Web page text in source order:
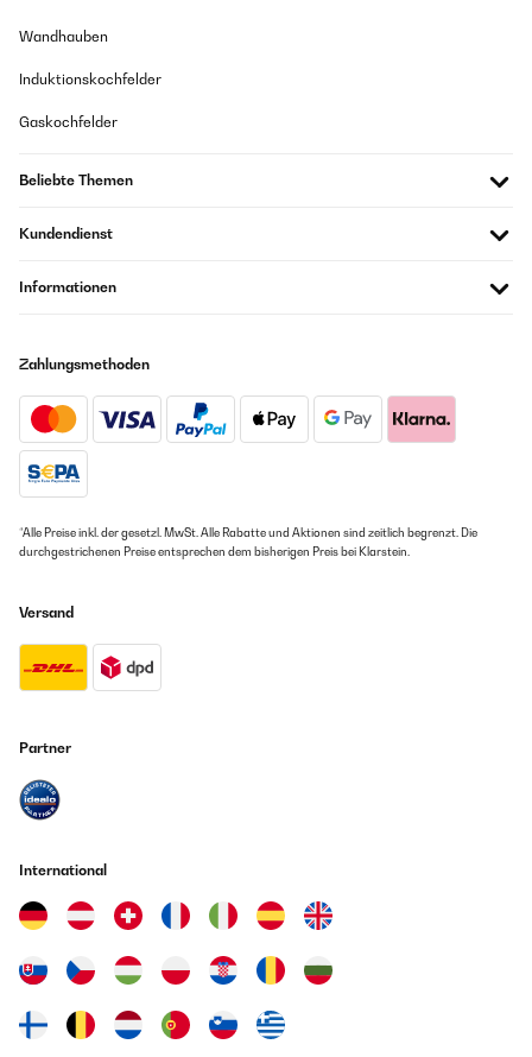
Bin zufrieden damit
eigenständig überprüft
Hallo, der Verstärker ist soweit o.k. - Ich habe das System u.a. wg. der
12/12/2021
Insgesamt ein recht gutes Gerät. Sehr gutes Preis- Leistungsverhältnis.
Sehr gut finde ich auch, dass eine Anschlussmöglichkeit für 4
Lautsprecher gegeben ist. Habe zwei Regal- und zwei Standboxen
was recht laut ist. Daher nur 4 Sterne.
Sehr Gut!
eigenständig überprüft
eigenständig überprüft
Die Anlage ist insgesamt eigentlich super. Es gibt 2 Dinge, wovon 1
massiv stört: 1. Die Reaktion der Taster und Regler ist träge. Der
Wandhauben
Induktionskochfelder
Gaskochfelder
Beliebte Themen
Kundendienst
Informationen
Zahlungsmethoden
*Alle Preise inkl. der gesetzl. MwSt. Alle Rabatte und Aktionen sind zeitlich begrenzt. Die
durchgestrichenen Preise entsprechen dem bisherigen Preis bei Klarstein.
Versand
Partner
International